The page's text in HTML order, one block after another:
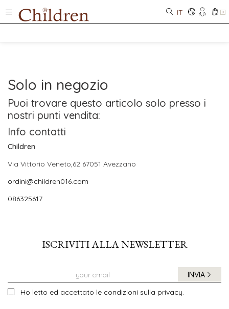
IT 0
Solo in negozio
Puoi trovare questo articolo solo presso i
nostri punti vendita:
Info contatti
Children
Via Vittorio Veneto,62 67051 Avezzano
ordini@children016.com
086325617
ISCRIVITI ALLA NEWSLETTER
Ho letto ed accettato le condizioni sulla privacy.
INVIA